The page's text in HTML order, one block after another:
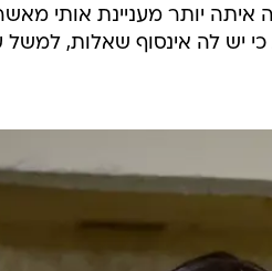
איתה יותר מעניינת אותי
יש לה אינסוף שאלות, למשל